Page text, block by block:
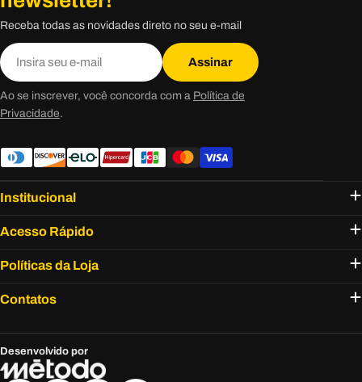
Receba todas as novidades direto no seu e-mail
E-
mail
Assinar
Ao se inscrever, você concorda com a Política de
Privacidade.
Institucional
Acesso Rápido
Políticas da Loja
Contatos
Desenvolvido por